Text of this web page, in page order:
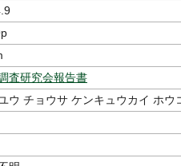
査研究会報告書
ウ チョウサ ケンキュウカイ ホウ